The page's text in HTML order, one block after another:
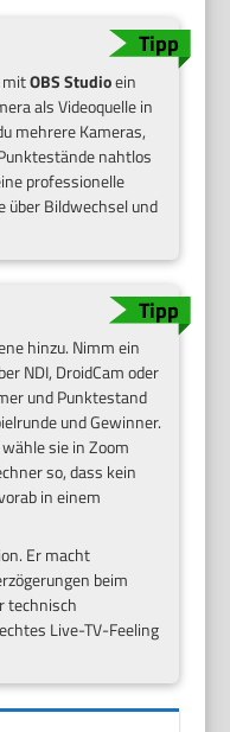
mitOBS Studioein
als Videoquelle in
mehrere Kameras,
nahtlos
professionelle
über Bildwechsel und
hinzu. Nimm ein
NDI, DroidCam oder
und Punktestand
und Gewinner.
sie in Zoom
so, dass kein
in einem
Er macht
beim
technisch
Live-TV-Feeling